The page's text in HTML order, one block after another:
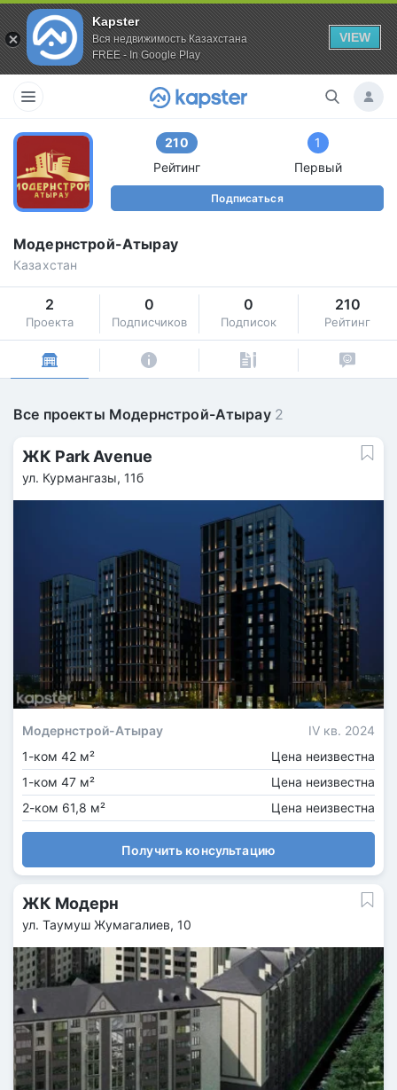
Kapster
Вся недвижимость Казахстана
FREE - In Google Play
VIEW
210
Рейтинг
1
Первый
Подписаться
Модернстрой-Атырау
Казахстан
2
Проекта
0
Подписчиков
0
Подписок
210
Рейтинг
Все проекты Модернстрой-Атырау 2
ЖК Park Avenue
ул. Курмангазы, 11б
Модернстрой-Атырау
IV кв. 2024
1-ком 42 м²
Цена неизвестна
1-ком 47 м²
Цена неизвестна
2-ком 61,8 м²
Цена неизвестна
Получить консультацию
ЖК Модерн
ул. Таумуш Жумагалиев, 10